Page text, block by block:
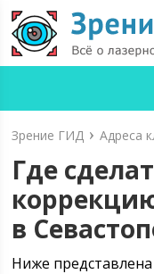
Зрение ГИД Адреса
Где
в
Ниже